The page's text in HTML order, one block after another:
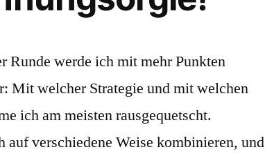
Runde werde ich mit mehr Punkten
Mit welcher Strategie und mit welchen
ich am meisten rausgequetscht.
auf verschiedene Weise kombinieren, und